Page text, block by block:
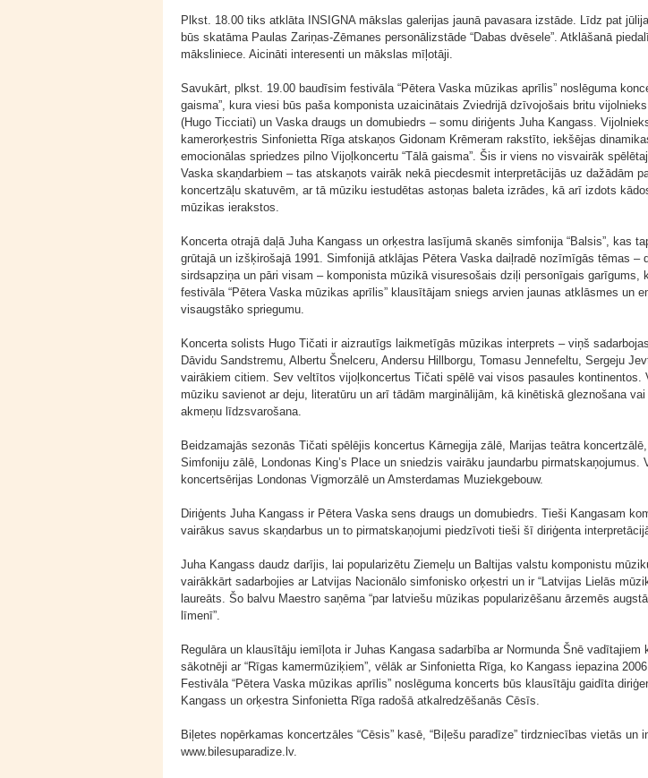
Plkst. 18.00 tiks atklāta INSIGNA mākslas galerijas jaunā pavasara izstāde. Līdz pat
būs skatāma Paulas Zariņas-Zēmanes personālizstāde “Dabas dvēsele”. Atklāšanā
māksliniece. Aicināti interesenti un mākslas mīļotāji.
Savukārt, plkst. 19.00 baudīsim festivāla “Pētera Vaska mūzikas aprīlis” noslēguma
gaisma”, kura viesi būs paša komponista uzaicinātais Zviedrijā dzīvojošais britu
(Hugo Ticciati) un Vaska draugs un domubiedrs – somu diriģents Juha Kangass.
kamerorķestris Sinfonietta Rīga atskaņos Gidonam Krēmeram rakstīto, iekšējas
emocionālas spriedzes pilno Vijoļkoncertu “Tālā gaisma”. Šis ir viens no visvairāk
Vaska skaņdarbiem – tas atskaņots vairāk nekā piecdesmit interpretācijās uz dažādām
koncertzāļu skatuvēm, ar tā mūziku iestudētas astoņas baleta izrādes, kā arī izdots
mūzikas ierakstos.
Koncerta otrajā daļā Juha Kangass un orķestra lasījumā skanēs simfonija “Balsis”, kas
grūtajā un izšķirošajā 1991. Simfonijā atklājas Pētera Vaska daiļradē nozīmīgās tēmas –
sirdsapziņa un pāri visam – komponista mūzikā visuresošais dziļi personīgais garīgums,
festivāla “Pētera Vaska mūzikas aprīlis” klausītājam sniegs arvien jaunas atklāsmes un
visaugstāko spriegumu.
Koncerta solists Hugo Tičati ir aizrautīgs laikmetīgās mūzikas interprets – viņš
Dāvidu Sandstremu, Albertu Šnelceru, Andersu Hillborgu, Tomasu Jennefeltu, Sergeju
vairākiem citiem. Sev veltītos vijoļkoncertus Tičati spēlē vai visos pasaules kontinentos.
mūziku savienot ar deju, literatūru un arī tādām marginālijām, kā kinētiskā gleznošana vai
akmeņu līdzsvarošana.
Beidzamajās sezonās Tičati spēlējis koncertus Kārnegija zālē, Marijas teātra
Simfoniju zālē, Londonas King’s Place un sniedzis vairāku jaundarbu pirmatskaņojumus.
koncertsērijas Londonas Vigmorzālē un Amsterdamas Muziekgebouw.
Diriģents Juha Kangass ir Pētera Vaska sens draugs un domubiedrs. Tieši Kangasam
vairākus savus skaņdarbus un to pirmatskaņojumi piedzīvoti tieši šī diriģenta
Juha Kangass daudz darījis, lai popularizētu Ziemeļu un Baltijas valstu komponistu
vairākkārt sadarbojies ar Latvijas Nacionālo simfonisko orķestri un ir “Latvijas Lielās
laureāts. Šo balvu Maestro saņēma “par latviešu mūzikas popularizēšanu ārzemēs
līmenī”.
Regulāra un klausītāju iemīļota ir Juhas Kangasa sadarbība ar Normunda Šnē vadītajiem
sākotnēji ar “Rīgas kamermūziķiem”, vēlāk ar Sinfonietta Rīga, ko Kangass iepazina
Festivāla “Pētera Vaska mūzikas aprīlis” noslēguma koncerts būs klausītāju gaidīta
Kangass un orķestra Sinfonietta Rīga radošā atkalredzēšanās Cēsīs.
Biļetes nopērkamas koncertzāles “Cēsis” kasē, “Biļešu paradīze” tirdzniecības vietās un
www.bilesuparadize.lv.